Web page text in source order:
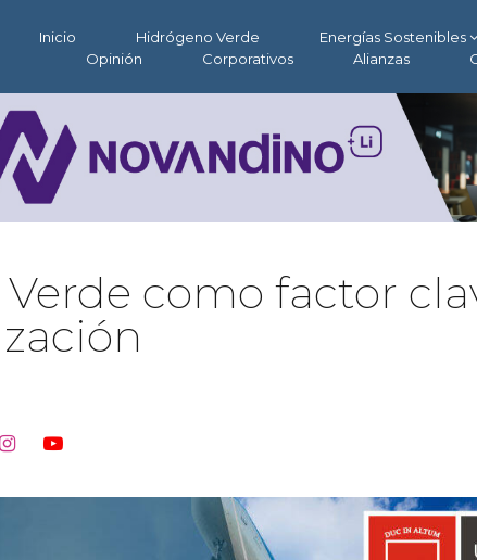
Inicio Hidrógeno Verde Energías Sostenibles
Opinión
Corporativos Alianzas
como factor
 